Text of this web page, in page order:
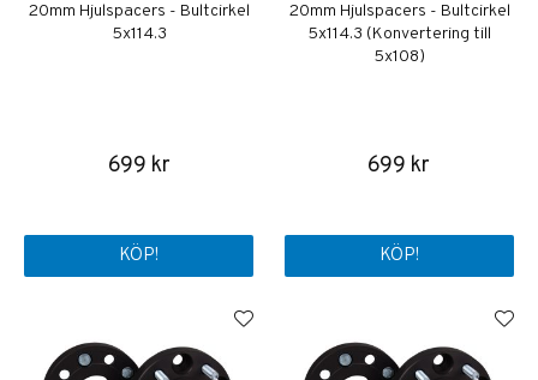
20mm Hjulspacers - Bultcirkel
5x114.3
699 kr
KÖP!
20mm Hjulspacers - Bultcirkel
5x114.3 (Konvertering till
5x108)
699 kr
KÖP!